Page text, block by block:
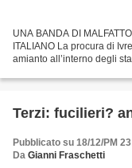
UNA BANDA DI
ITALIANO La procura di
amianto all’interno degli
Terzi: fucilieri?
Pubblicato su 18/12/PM
Da Gianni Fraschetti